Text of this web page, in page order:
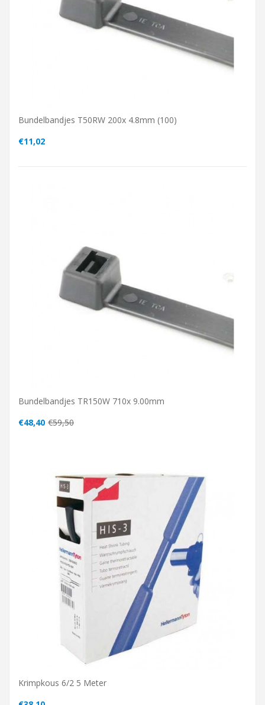
Bundelbandjes T50RW 200x 4.8mm (100)
€11,02
Bundelbandjes TR150W 710x 9.00mm
€48,40 €59,50
Krimpkous 6/2 5 Meter